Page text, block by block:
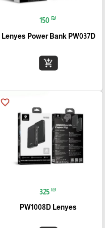
150 ₪
Lenyes Power Bank PW037D
add_shopping_cart
favorite_border
325 ₪
PW1008D Lenyes